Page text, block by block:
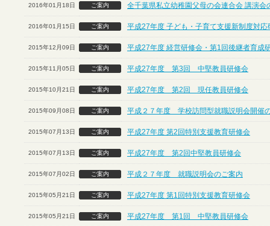
2016年01月18日 ご案内 全千葉県私立幼稚園父母の会連合会 講演会
2016年01月15日 ご案内 平成27年度 子ども・子育て支援新制度対応
2015年12月09日 ご案内 平成27年度 経営研修会・第1回後継者育成
2015年11月05日 ご案内 平成27年度 第3回 中堅教員研修会
2015年10月21日 ご案内 平成27年度 第2回 現任教員研修会
2015年09月08日 ご案内 平成２７年度 学校訪問型就職説明会開催
2015年07月13日 ご案内 平成27年度 第2回特別支援教育研修会
2015年07月13日 ご案内 平成27年度 第2回中堅教員研修会
2015年07月02日 ご案内 平成２７年度 就職説明会のご案内
2015年05月21日 ご案内 平成27年度 第1回特別支援教育研修会
2015年05月21日 ご案内 平成27年度 第1回 中堅教員研修会